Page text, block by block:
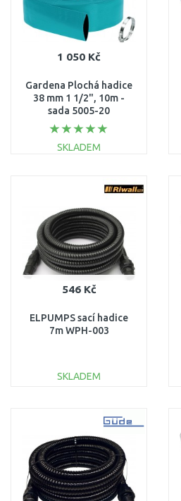
1 050 Kč
Gardena Plochá hadice
38 mm 1 1/2", 10m -
sada 5005-20
SKLADEM
546 Kč
ELPUMPS sací hadice
7m WPH-003
SKLADEM